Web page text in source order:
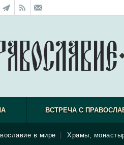
ВСТРЕЧА С
в мире Храмы,